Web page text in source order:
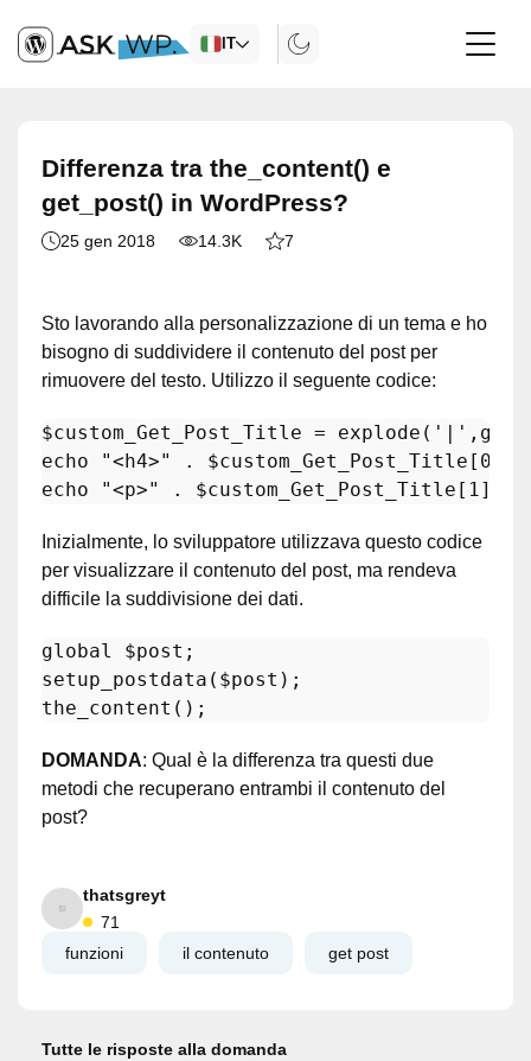
IT
Differenza tra the_content() e
get_post() in WordPress?
25 gen 2018 14.3K 7
Sto lavorando alla personalizzazione di un tema e ho
bisogno di suddividere il contenuto del post per
rimuovere del testo. Utilizzo il seguente codice:
$custom_Get_Post_Title = explode ( '|' ,
echo
"<h4>" . $custom_Get_Post_Title [ 0
echo
"<p>" . $custom_Get_Post_Title [ 1] .
Inizialmente, lo sviluppatore utilizzava questo codice
per visualizzare il contenuto del post, ma rendeva
difficile la suddivisione dei dati.
global $post
setup_postdata ( $post
the_content
DOMANDA: Qual è la differenza tra questi due
metodi che recuperano entrambi il contenuto del
post?
thatsgreyt
71
funzioni
il contenuto get post
Tutte le risposte alla domanda